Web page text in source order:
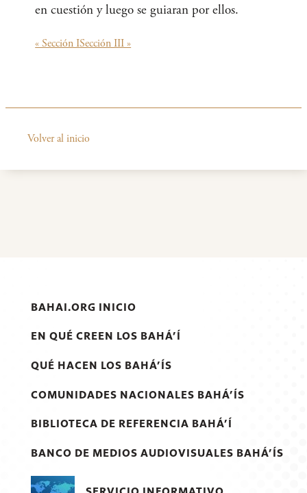
en cuestión y luego se guiaran por ellos.
« Sección ISección III »
Volver al inicio
BAHAI.ORG INICIO
EN QUÉ CREEN LOS BAHÁ’Í
QUÉ HACEN LOS BAHÁ’ÍS
COMUNIDADES NACIONALES BAHÁ’ÍS
BIBLIOTECA DE REFERENCIA BAHÁ’Í
BANCO DE MEDIOS AUDIOVISUALES BAHÁ’ÍS